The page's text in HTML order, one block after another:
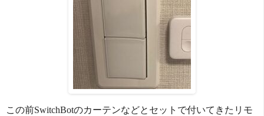
この前SwitchBotのカーテンなどとセットで付いてきたリモ